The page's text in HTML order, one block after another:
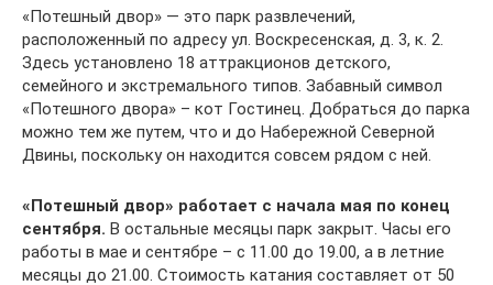
«Потешный двор» — это парк развлечений,
расположенный по адресу ул. Воскресенская, д. 3, к. 2.
Здесь установлено 18 аттракционов детского,
семейного и экстремального типов. Забавный символ
«Потешного двора» – кот Гостинец. Добраться до парка
можно тем же путем, что и до Набережной Северной
Двины, поскольку он находится совсем рядом с ней.
«Потешный двор» работает с начала мая по конец
сентября. В остальные месяцы парк закрыт. Часы его
работы в мае и сентябре – с 11.00 до 19.00, а в летние
месяцы до 21.00. Стоимость катания составляет от 50